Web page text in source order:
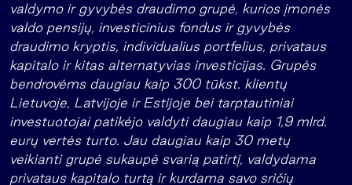
valdymo ir gyvybės draudimo grupė, kurios įmonės
valdo pensijų, investicinius fondus ir gyvybės
draudimo kryptis, individualius portfelius, privataus
kapitalo ir kitas alternatyvias investicijas. Grupės
bendrovėms daugiau kaip 300 tūkst. klientų
Lietuvoje, Latvijoje ir Estijoje bei tarptautiniai
investuotojai patikėjo valdyti daugiau kaip 1,9 mlrd.
eurų vertės turto. Jau daugiau kaip 30 metų
veikianti grupė sukaupė svarią patirtį, valdydama
privataus kapitalo turtą ir kurdama savo sričių